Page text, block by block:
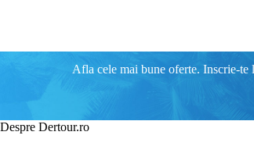
Afla cele mai bune oferte. Inscrie-te
Despre Dertour.ro